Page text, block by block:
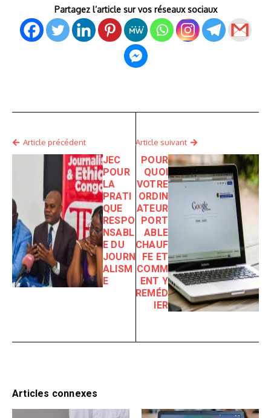
Partagez l’article sur vos réseaux sociaux
Article précédent
JEC
POUR
LA
PRATI
QUE
RESPO
NSABL
E DU
JOURN
ALISM
E
Article suivant
POUR
QUOI
VOTRE
ORDIN
ATEUR
PORT
ABLE
CHAUF
FE ET
COMM
ENT Y
REMÉD
IER
Articles connexes